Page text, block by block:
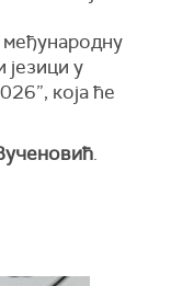
међународну
у
која ће
.